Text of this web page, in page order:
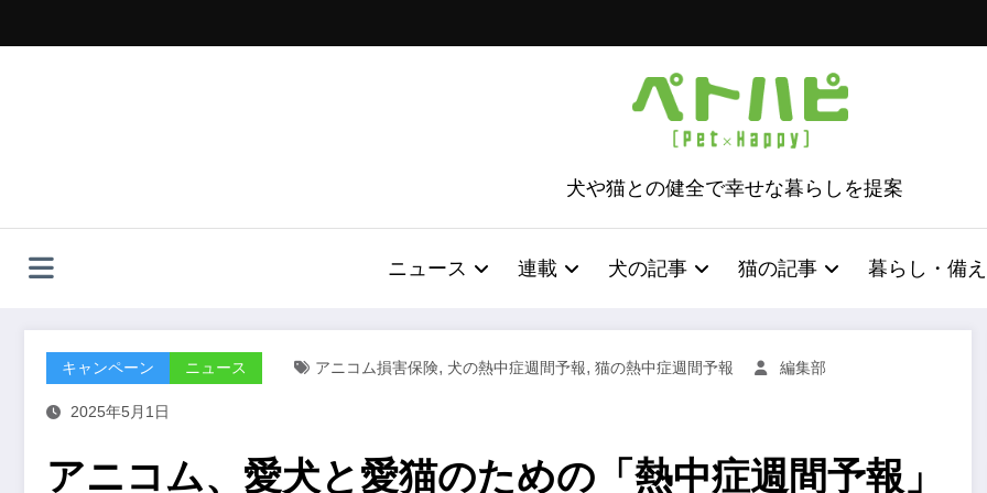
ッ
犬や猫との健全で幸せな暮らしを提案
ニュース 連載 犬の記事 猫の記事 暮らし・備え
キャンペーン ニュース アニコム損害保険, 犬の熱中症週間予報, 猫の熱中症週間予報 編集部
2025年5月1日
アニコム、愛犬と愛猫のための「熱中症週間予報」